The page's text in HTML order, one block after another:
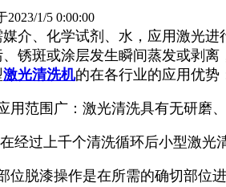
1/5 0:00:00
媒介、化学试剂、水，应用激光
锈斑或涂层发生瞬间蒸发或剥
激光清洗机的在各行业的应用优势
用范围广：激光清洗具有无研磨
经过上千个清洗循环后小型激光
位脱漆操作是在所需的确切部位